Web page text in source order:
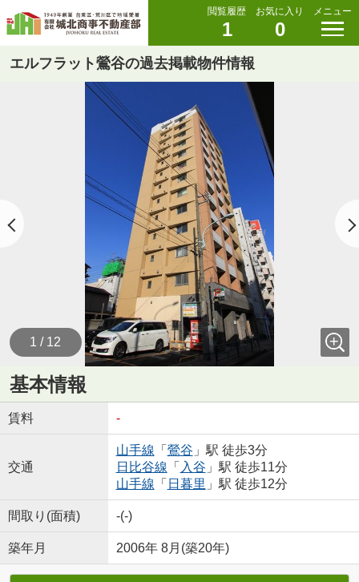
閲覧履歴
1
お気に入り
0
メニュー
エルフラット鶯谷の過去掲載物件情報
1 / 12
基本情報
賃料 -
交通
山手線 「 鶯谷 」駅 徒歩3分
日比谷線 「 入谷 」駅 徒歩11分
山手線 「 日暮里 」駅 徒歩12分
間取り(面積) -(-)
築年月 2006年 8月(築20年)